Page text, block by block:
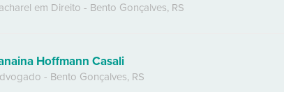
em Direito - Bento Gonçalves, RS
Hoffmann Casali
- Bento Gonçalves, RS